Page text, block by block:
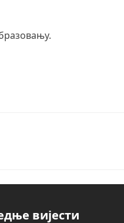
вијести